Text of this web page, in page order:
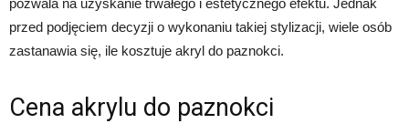
przed podjęciem decyzji o wykonaniu takiej stylizacji, wiele osób
zastanawia się, ile kosztuje akryl do paznokci.
Cena akrylu do paznokci